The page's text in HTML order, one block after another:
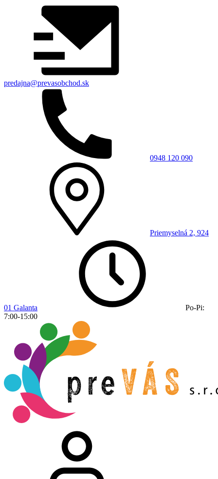
predajna@prevasobchod.sk
0948 120 090
Priemyselná 2, 924
01 Galanta
Po-Pi:
7:00-15:00